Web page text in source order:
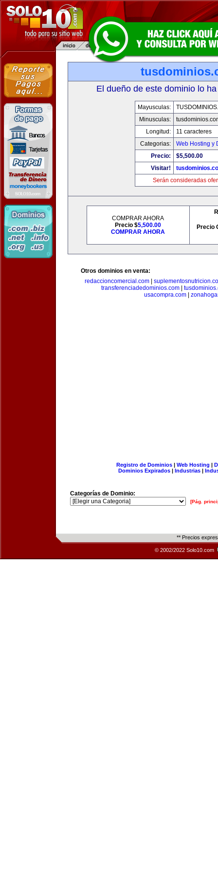
El dueño de este dominio lo
Mayusculas:
Minusculas:
Longitud:
11 caracteres
Categorias:
Web Hosting y
Precio:
$5,500.00
Visitar!
Serán consideradas
COMPRAR AHORA
Precio $5,500.00
COMPRAR AHORA
Precio
Otros dominios en venta:
redaccioncomercial.com|
transferenciadedominios.com|
usacompra.com
Registro de Dominios| Web Hosting |
Dominios Expirados | Industrias |
Categorías de Dominio:
[Pág.
** Precios
© 2002/2022 Solo10.com